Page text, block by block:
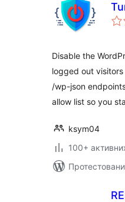
Disable the
logged out
/wp-json
allow list so you
ksym04
100+